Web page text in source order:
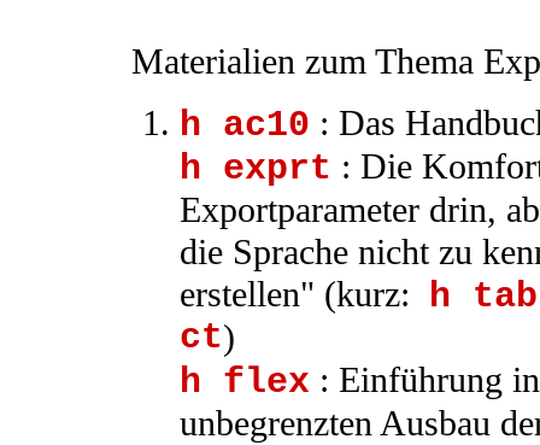
Materialien zum Thema
h ac10 : Das
h exprt : Die
Exportparameter drin,
die Sprache nicht zu
erstellen" (kurz: h
ct)
h flex : Einführung
unbegrenzten Ausbau